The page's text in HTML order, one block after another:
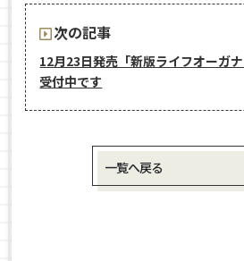
次の記事
12月23日発売「新版ライフオーガ
受付中です
一覧へ戻る